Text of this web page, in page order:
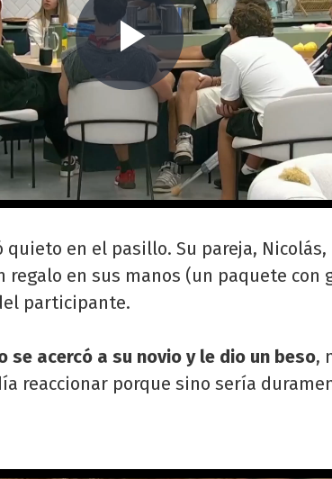
quieto en el pasillo. Su pareja, Nicolás,
regalo en sus manos (un paquete con
participante.
se acercó a su novio y le dio un beso,
reaccionar porque sino sería